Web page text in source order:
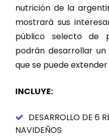
nutrición de la
mostrará sus
público selecto de
podrán desarrollar
que se puede
INCLUYE:
DESARROLLO DE 6
NAVIDEÑOS